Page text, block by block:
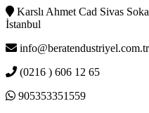
Karslı Ahmet Cad Sivas
İstanbul
info@beratendustriyel.com.tr
(0216 ) 606 12 65
905353351559